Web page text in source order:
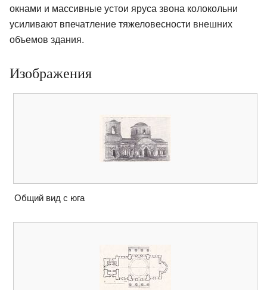
окнами и массивные устои яруса звона колокольни
усиливают впечатление тяжеловесности внешних
объемов здания.
Изображения
Общий вид с юга